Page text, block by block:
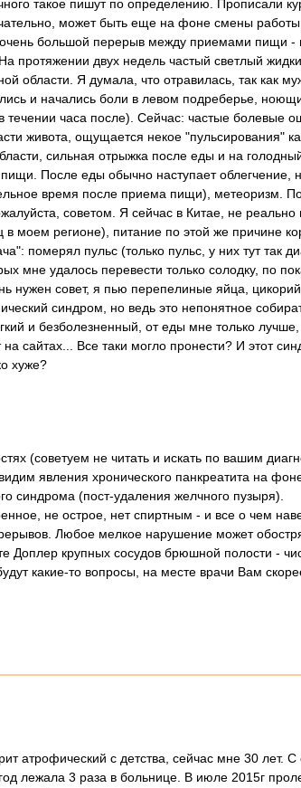
такое пишут по определению. Прописали
может быть еще на фоне смены
большой перерыв между приемами пищи -
протяжении двух недель частый светлый
Я думала, что отравилась, так как
и начались боли в левом подреберье,
часа после). Сейчас: частые болевые
живота, ощущается некое "пульсирования"
сильная отрыжка после еды и на
После еды обычно наступает
время после приема пищи), метеоризм.
советом. Я сейчас в Китае, не реально
моем регионе), питание по этой же причине
померял пульс (только пульс, у них тут так
мне удалось перевести только солодку, по
нужен совет, я пью перепелиные яйца,
синдром, но ведь это непонятное
и безболезненный, от еды мне только
сайтах... Все таки могло пронести? И этот
хуже?
(советуем не читать и искать по вашим
явления хронического панкреатита на
синдрома (пост-удаления желчного пузыря).
не острое, нет спиртным - и все о чем
Любое мелкое нарушение может
Доплер крупных сосудов брюшной полости -
какие-то вопросы, на месте врачи Вам
атрофический с детства, сейчас мне 30 лет. С
лежала 3 раза в больнице. В июле 2015г